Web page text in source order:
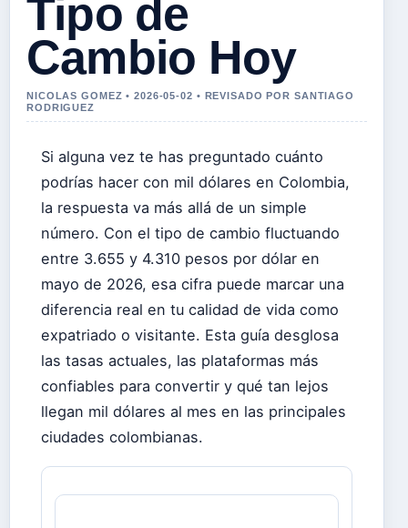
Tipo de
Cambio Hoy
NICOLAS GOMEZ • 2026-05-02 • REVISADO POR SANTIAGO
RODRIGUEZ
Si alguna vez te has preguntado cuánto
podrías hacer con mil dólares en Colombia,
la respuesta va más allá de un simple
número. Con el tipo de cambio fluctuando
entre 3.655 y 4.310 pesos por dólar en
mayo de 2026, esa cifra puede marcar una
diferencia real en tu calidad de vida como
expatriado o visitante. Esta guía desglosa
las tasas actuales, las plataformas más
confiables para convertir y qué tan lejos
llegan mil dólares al mes en las principales
ciudades colombianas.